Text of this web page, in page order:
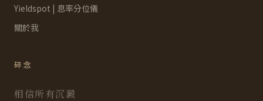
Yieldspot | 息率分位儀
關於我
碎念
相信所有沉澱